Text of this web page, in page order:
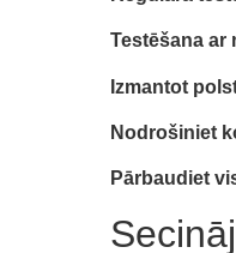
Testēšana ar
Izmantot
Nodrošiniet
Pārbaudiet